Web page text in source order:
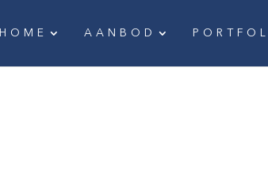
HOME AANBOD